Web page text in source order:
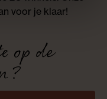
voor je klaar!
op de